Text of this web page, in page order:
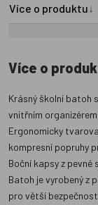
Více o produktu↓
Více o
Krásný školní batoh
vnitřním
Ergonomicky
kompresní popruhy
Boční kapsy z
Batoh je vyrobený z
pro větší